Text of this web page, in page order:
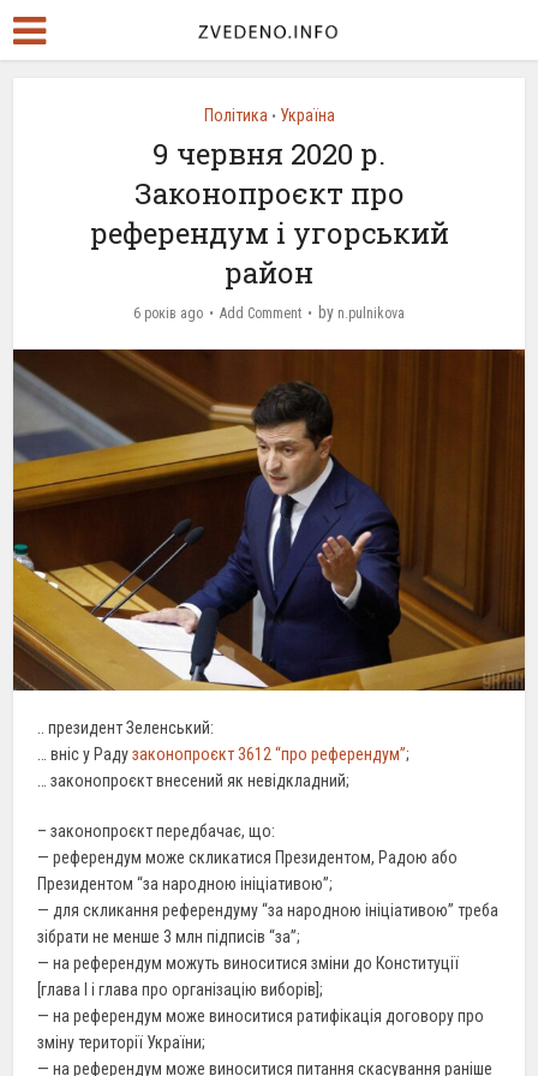
Політика • Україна
9 червня 2020 р.
Законопроєкт про
референдум і угорський
район
6 років ago Add Comment by n.pulnikova
.. президент Зеленський:
… вніс у Радузаконопроєкт 3612 “про референдум”;
… законопроєкт внесений як невідкладний;
– законопроєкт передбачає, що:
— референдум може скликатися Президентом, Радою або
Президентом “за народною ініціативою”;
— для скликання референдуму “за народною ініціативою” треба
зібрати не менше 3 млн підписів “за”;
— на референдум можуть виноситися зміни до Конституції
[глава I і глава про організацію виборів];
— на референдум може виноситися ратифікація договору про
зміну території України;
— на референдум може виноситися питання скасування раніше